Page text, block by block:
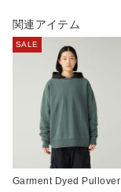
関連アイテム
SALE
Garment Dyed Pullover